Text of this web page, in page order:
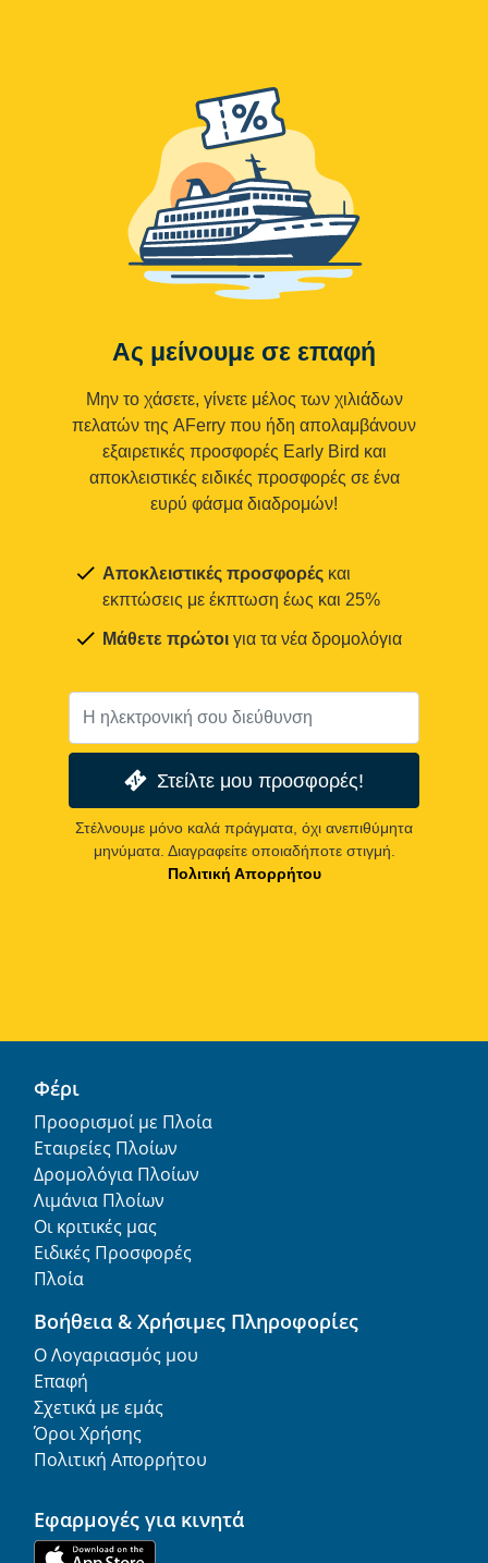
Ας μείνουμε σε επαφή
Μην το χάσετε, γίνετε μέλος των χιλιάδων
πελατών της AFerry που ήδη απολαμβάνουν
εξαιρετικές προσφορές Early Bird και
αποκλειστικές ειδικές προσφορές σε ένα
ευρύ φάσμα διαδρομών!
Αποκλειστικές προσφορές και
εκπτώσεις με έκπτωση έως και 25%
Μάθετε πρώτοι για τα νέα δρομολόγια
Στείλτε μου προσφορές!
Στέλνουμε μόνο καλά πράγματα, όχι ανεπιθύμητα
μηνύματα. Διαγραφείτε οποιαδήποτε στιγμή.
Πολιτική Απορρήτου
Φέρι
Προορισμοί με Πλοία
Εταιρείες Πλοίων
Δρομολόγια Πλοίων
Λιμάνια Πλοίων
Οι κριτικές μας
Ειδικές Προσφορές
Πλοία
Βοήθεια & Χρήσιμες Πληροφορίες
Ο Λογαριασμός μου
Επαφή
Σχετικά με εμάς
Όροι Χρήσης
Πολιτική Απορρήτου
Εφαρμογές για κινητά